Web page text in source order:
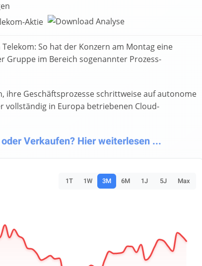
Aktie
So hat der Konzern am Montag eine
Gruppe im Bereich sogenannter Prozess-
ihre Geschäftsprozesse schrittweise auf autonome
vollständig in Europa betriebenen Cloud-
Verkaufen? Hier weiterlesen ...
1T 1W 3M 6M 1J 5J Max
Data ranges from 23.85 to 29.45.